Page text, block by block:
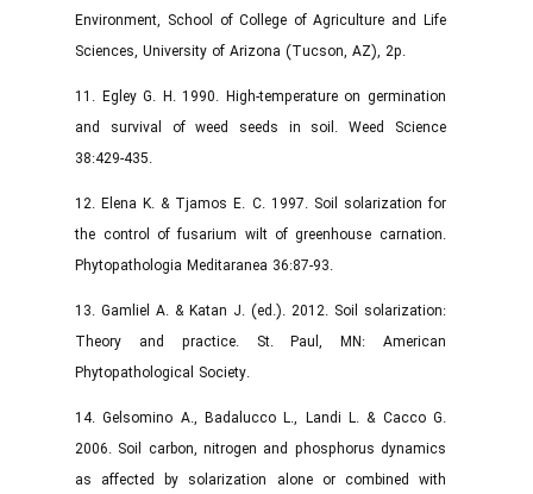
Environment, School of College of Agriculture and Life
Sciences, University of Arizona (Tucson, AZ), 2p.
11. Egley G. H. 1990. High-temperature on germination
and survival of weed seeds in soil. Weed Science
38:429-435.
12. Elena K. & Tjamos E. C. 1997. Soil solarization for
the control of fusarium wilt of greenhouse carnation.
Phytopathologia Meditaranea 36:87-93.
13. Gamliel A. & Katan J. (ed.). 2012. Soil solarization:
Theory and practice. St. Paul, MN: American
Phytopathological Society.
14. Gelsomino A., Badalucco L., Landi L. & Cacco G.
2006. Soil carbon, nitrogen and phosphorus dynamics
as affected by solarization alone or combined with